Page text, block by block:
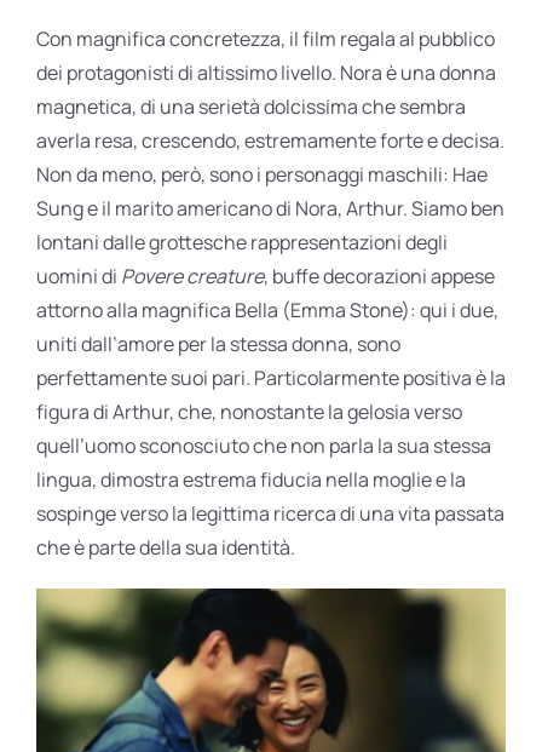
Con magnifica concretezza, il film regala al pubblico
dei protagonisti di altissimo livello. Nora è una donna
magnetica, di una serietà dolcissima che sembra
averla resa, crescendo, estremamente forte e decisa.
Non da meno, però, sono i personaggi maschili: Hae
Sung e il marito americano di Nora, Arthur. Siamo ben
lontani dalle grottesche rappresentazioni degli
uomini di Povere creature, buffe decorazioni appese
attorno alla magnifica Bella (Emma Stone): qui i due,
uniti dall’amore per la stessa donna, sono
perfettamente suoi pari. Particolarmente positiva è la
figura di Arthur, che, nonostante la gelosia verso
quell’uomo sconosciuto che non parla la sua stessa
lingua, dimostra estrema fiducia nella moglie e la
sospinge verso la legittima ricerca di una vita passata
che è parte della sua identità.